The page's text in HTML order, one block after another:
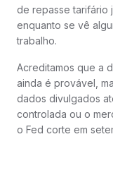
de repasse tarifário
enquanto se vê
trabalho.
Acreditamos que a
ainda é provável,
dados divulgados
controlada ou o
o Fed corte em